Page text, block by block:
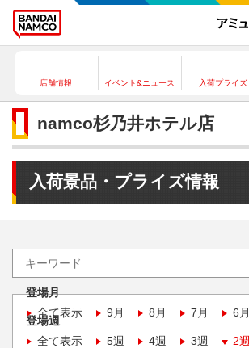
店舗情報 イベント&ニュース 入荷プライズ
namco杉乃井ホテル店
入荷景品・プライズ情報
登場月
全て表示
9月 8月 7月 6月
登場週
全て表示
5週 4週 3週 2週